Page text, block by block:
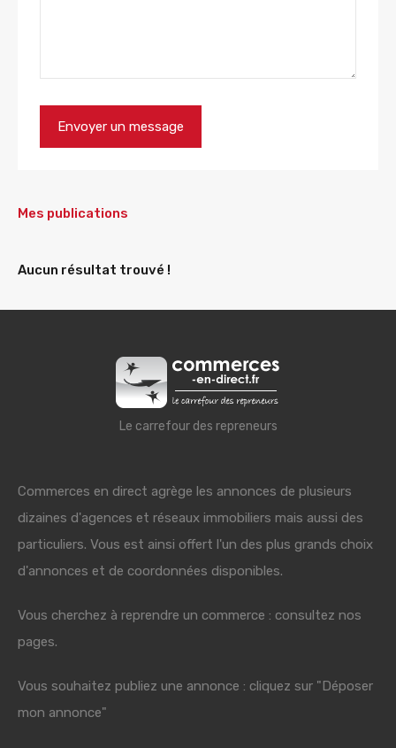
Mes publications
Aucun résultat trouvé !
Le carrefour des repreneurs
Commerces en direct agrège les annonces de plusieurs
dizaines d'agences et réseaux immobiliers mais aussi des
particuliers. Vous est ainsi offert l'un des plus grands choix
d'annonces et de coordonnées disponibles.
Vous cherchez à reprendre un commerce : consultez nos
pages.
Vous souhaitez publiez une annonce : cliquez sur "Déposer
mon annonce"